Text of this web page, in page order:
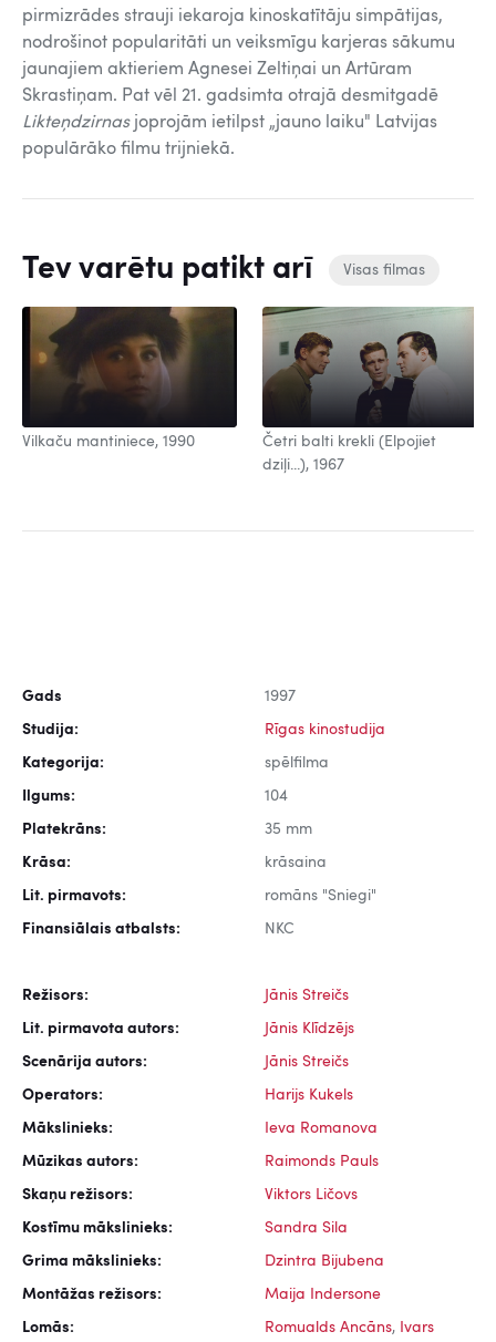
pirmizrādes strauji iekaroja kinoskatītāju simpātijas,
nodrošinot popularitāti un veiksmīgu karjeras sākumu
jaunajiem aktieriem Agnesei Zeltiņai un Artūram
Skrastiņam. Pat vēl 21. gadsimta otrajā desmitgadē
Likteņdzirnasjoprojām ietilpst „jauno laiku" Latvijas
populārāko filmu trijniekā.
Tev varētu patikt arī Visas filmas
Vilkaču mantiniece, 1990
Četri balti krekli (Elpojiet
dziļi...), 1967
Gads 1997
Studija: Rīgas kinostudija
Kategorija: spēlfilma
Ilgums: 104
Platekrāns: 35 mm
Krāsa: krāsaina
Lit. pirmavots: romāns "Sniegi"
Finansiālais atbalsts: NKC
Režisors: Jānis Streičs
Lit. pirmavota autors: Jānis Klīdzējs
Scenārija autors: Jānis Streičs
Operators: Harijs Kukels
Mākslinieks: Ieva Romanova
Mūzikas autors: Raimonds Pauls
Skaņu režisors: Viktors Ličovs
Kostīmu mākslinieks: Sandra Sila
Grima mākslinieks: Dzintra Bijubena
Montāžas režisors: Maija Indersone
Lomās: Romualds Ancāns, Ivars